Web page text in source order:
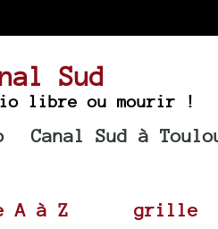
Sud
libre ou mourir !
Canal Sud à
A à Z grille